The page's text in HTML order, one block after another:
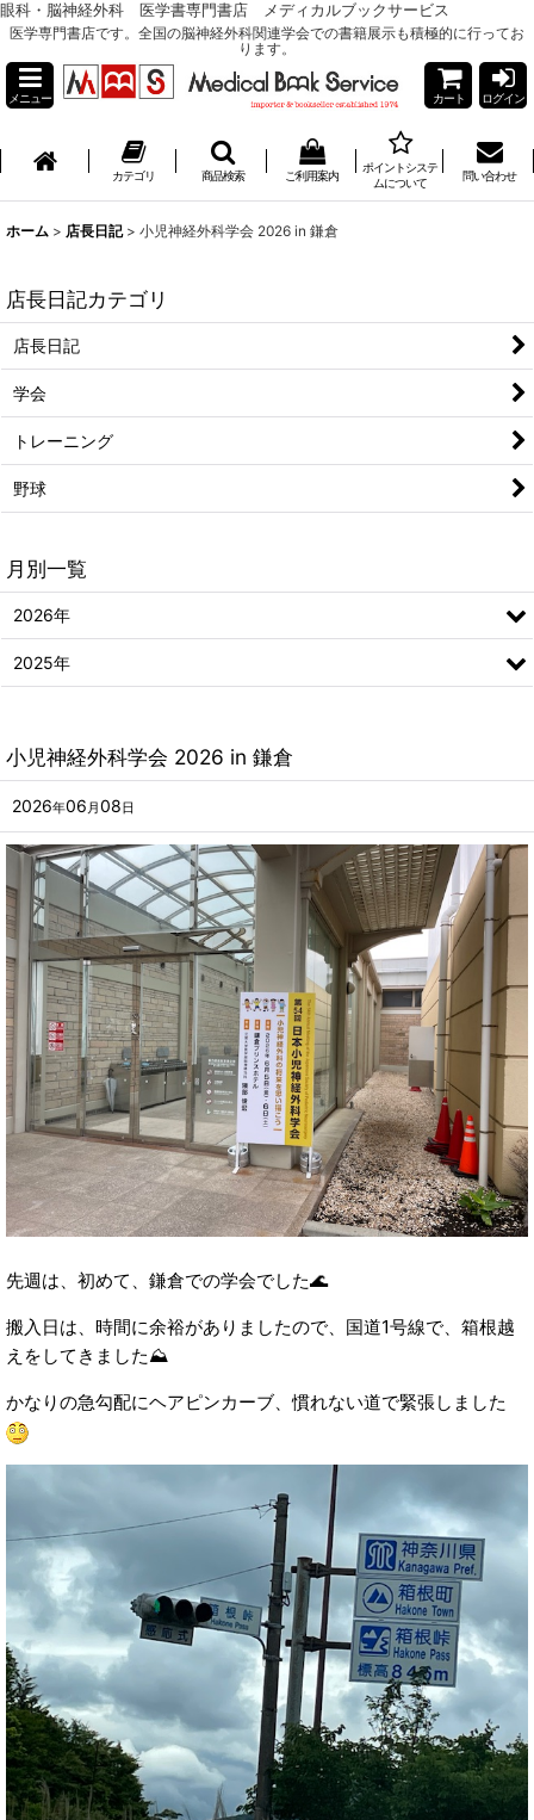
眼科・脳神経外科 医学書専門書店 メディカルブックサービス
医学専門書店です。全国の脳神経外科関連学会での書籍展示も積極的に行ってお
ります。
メニュー カート ログイン
カテゴリ 商品検索 ご利用案内
ポイントシステ
ムについて
問い合わせ
ホーム > 店長日記 > 小児神経外科学会 2026 in 鎌倉
小児神経外科学会 2026 in 鎌倉
2026年06 月 08 日
先週は、初めて、鎌倉での学会でした🌊
搬入日は、時間に余裕がありましたので、国道1号線で、箱根越
えをしてきました⛰️
かなりの急勾配にヘアピンカーブ、慣れない道で緊張しました
店長日記カテゴリ
店長日記
学会
トレーニング
野球
月別一覧
2026年
2025年